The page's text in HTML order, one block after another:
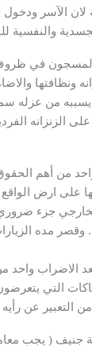
لان الآسر
والنفسية
في
ونظافتها
يسببه من عزله
من أهم
لها على ارض
جزء
مده
الاضراب واحد
التي
التعبير عن رأيه
من إتفاقية جنيف (